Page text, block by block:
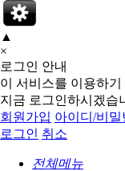
▲
×
로그인 안내
이 서비스를 이용하
지금 로그인하시겠습
회원가입 아이디/비밀
로그인 취소
전체메뉴